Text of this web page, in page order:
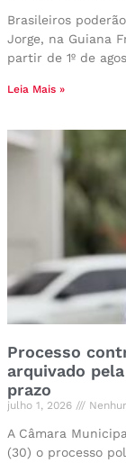
Brasileiros
Jorge, na Guiana
partir de 1º de
Leia Mais »
Processo
arquivado
prazo
julho 1, 2026
A Câmara
(30) o processo